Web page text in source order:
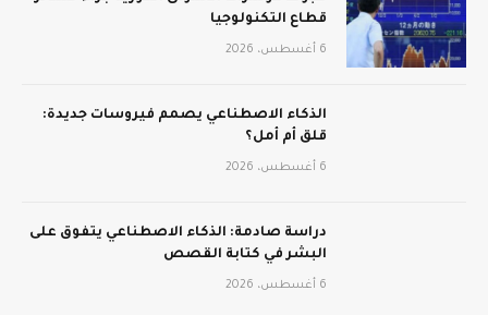
قطاع التكنولوجيا
6 أغسطس، 2026
الذكاء الاصطناعي يصمم فيروسات جديدة:
قلق أم أمل؟
6 أغسطس، 2026
دراسة صادمة: الذكاء الاصطناعي يتفوق على
البشر في كتابة القصص
6 أغسطس، 2026